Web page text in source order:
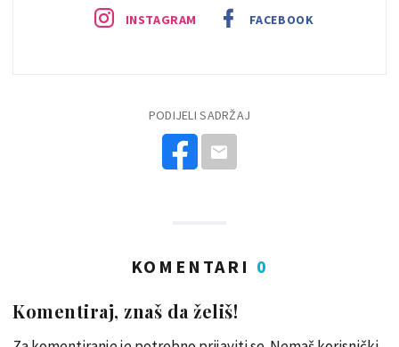
INSTAGRAM FACEBOOK
PODIJELI SADRŽAJ
KOMENTARI 0
Komentiraj, znaš da želiš!